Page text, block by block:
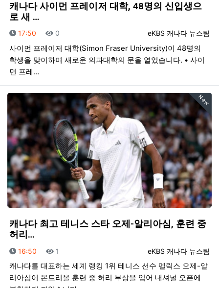
캐나다 사이먼 프레이저 대학, 48명의 신입생으
로 새 …
등록자
eKBS 캐나다 뉴스팀
등록일
17:50 조회
0
사이먼 프레이저 대학(Simon Fraser University)이 48명의
학생을 맞이하며 새로운 의과대학의 문을 열었습니다. • 사이
먼 프레…
New
캐나다 최고 테니스 스타 오제-알리아심, 훈련 중
허리…
등록자
eKBS 캐나다 뉴스팀
등록일
16:50 조회
1
캐나다를 대표하는 세계 랭킹 1위 테니스 선수 펠릭스 오제-알
리아심이 몬트리올 훈련 중 허리 부상을 입어 내셔널 오픈에